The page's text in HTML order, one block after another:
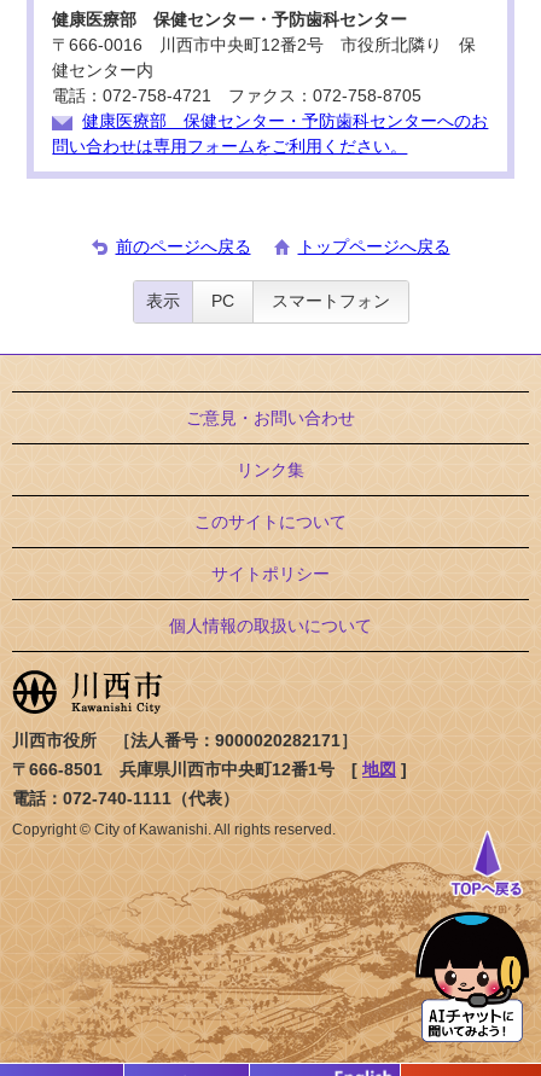
健康医療部 保健センター・予防歯科センター
〒666-0016 川西市中央町12番2号 市役所北隣り 保
健センター内
電話：072-758-4721 ファクス：072-758-8705
健康医療部 保健センター・予防歯科センターへのお
問い合わせは専用フォームをご利用ください。
前のページへ戻る トップページへ戻る
表示 PC スマートフォン
ご意見・お問い合わせ
リンク集
このサイトについて
サイトポリシー
個人情報の取扱いについて
川西市役所 ［法人番号：9000020282171］
〒666-8501 兵庫県川西市中央町12番1号 [ 地図 ]
電話：072-740-1111（代表）
Copyright © City of Kawanishi. All rights reserved.